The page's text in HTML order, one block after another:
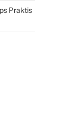
Praktis